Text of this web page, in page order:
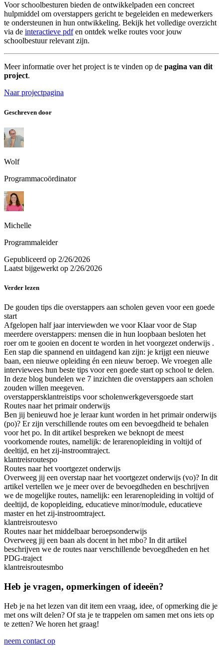
Voor schoolbesturen bieden de ontwikkelpaden een concreet
hulpmiddel om overstappers gericht te begeleiden en medewerkers
te ondersteunen in hun ontwikkeling. Bekijk het volledige overzicht
via de interactieve pdfen ontdek welke routes voor jouw
schoolbestuur relevant zijn.
Meer informatie over het project is te vinden op de pagina van dit
project.
Naar projectpagina
Geschreven door
Wolf
Programmacoördinator
Michelle
Programmaleider
Gepubliceerd op 2/26/2026
Laatst bijgewerkt op 2/26/2026
Verder lezen
De gouden tips die overstappers aan scholen geven voor een goede
start
Afgelopen half jaar interviewden we voor Klaar voor de Stap
meerdere overstappers: mensen die in hun loopbaan besloten het
roer om te gooien en docent te worden in het voorgezet onderwijs .
Een stap die spannend en uitdagend kan zijn: je krijgt een nieuwe
baan, een nieuwe opleiding én een nieuw beroep. We vroegen alle
interviewees hun beste tips voor een goede start op school te delen.
In deze blog bundelen we 7 inzichten die overstappers aan scholen
zouden willen meegeven.
overstappersklantreistips voor scholenwerkgeversgoede start
Routes naar het primair onderwijs
Ben jij benieuwd hoe je leraar kunt worden in het primair onderwijs
(po)? Er zijn verschillende routes om een bevoegdheid te behalen
voor het po. In dit artikel bespreken we beknopt de meest
voorkomende routes, namelijk: de lerarenopleiding in voltijd of
deeltijd, en het zij-instroomtraject.
klantreisroutespo
Routes naar het voortgezet onderwijs
Overweeg jij een overstap naar het voortgezet onderwijs (vo)? In dit
artikel vertellen we je meer over de bevoegdheden en beschrijven
we de mogelijke routes, namelijk: een lerarenopleiding in voltijd of
deeltijd, de kopopleiding, educatieve minor/module, educatieve
master en het zij-instroomtraject.
klantreisroutesvo
Routes naar het middelbaar beroepsonderwijs
Overweeg jij een baan als docent in het mbo? In dit artikel
beschrijven we de routes naar verschillende bevoegdheden en het
PDG-traject
klantreisroutesmbo
Heb je vragen, opmerkingen of ideeën?
Heb je na het lezen van dit item een vraag, idee, of opmerking die je
met ons wilt delen? Of sta je te trappelen om samen met ons iets op
te zetten? We horen het graag!
neem contact op